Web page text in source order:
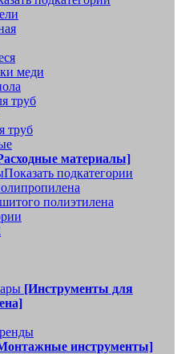
меди
труб
труб
материалы]
Показать подкатегории
полиэтилена
[Инструменты для
инструменты]